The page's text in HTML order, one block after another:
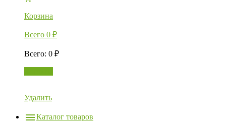
Корзина
Всего 0 ₽
Всего: 0 ₽
Удалить
Каталог товаров